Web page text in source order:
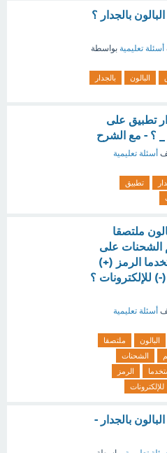
بالجدار ؟
أسئلة تعليمية بواسطة
البالون بالجدار
تطبيق على
_ ؟ - مع الشرح
أسئلة تعليمية
تطبيق
ملتصقا
الشحنات على
الرمز (+)
) للإلكترونات ؟
أسئلة تعليمية
البالون
ملتصقا
الشحنات
الرمز
للإلكترونات
بالجدار -